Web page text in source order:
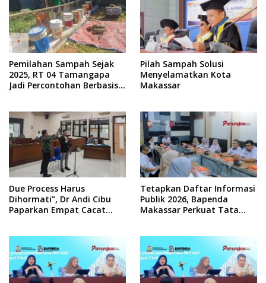
Pemilahan Sampah Sejak
2025, RT 04 Tamangapa
Jadi Percontohan Berbasis
Pilah Sampah Solusi
Menyelamatkan Kota
Makassar
Due Process Harus
Dihormati”, Dr Andi Cibu
Paparkan Empat Cacat
Tetapkan Daftar Informasi
Publik 2026, Bapenda
Makassar Perkuat Tata